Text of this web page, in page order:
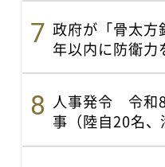
政府が「骨太
年以内に防衛力
人事発令 令和
事（陸自20名、